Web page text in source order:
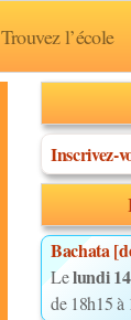
Trouvez l’école
Inscrivez-
Bachata
Lelundi
de 18h15 à